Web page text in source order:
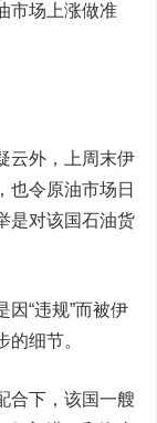
市场上涨做准
云外，上周末伊
也令原油市场日
是对该国石油货
“违规”而被伊
细节。
下，该国一艘